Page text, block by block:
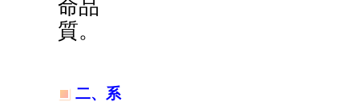
命品
質。
二、系